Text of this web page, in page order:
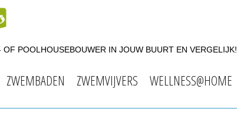
POOLHOUSEBOUWER IN JOUW BUURT EN VERGELIJK!
ZWEMBADEN ZWEMVIJVERS WELLNESS@HOME